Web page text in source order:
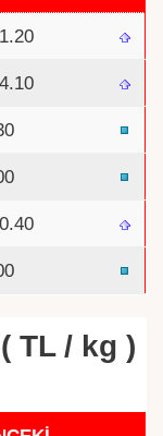
TL / kg )